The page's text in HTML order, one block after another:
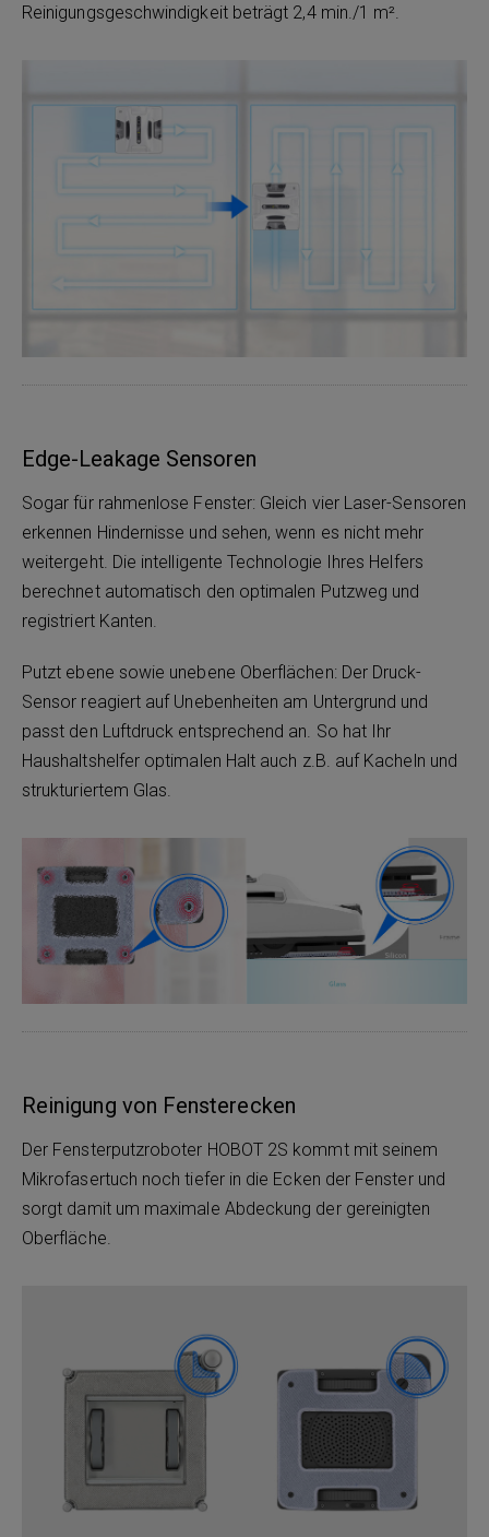
Reinigungsgeschwindigkeit beträgt 2,4 min./1 m².
Edge-Leakage Sensoren
Sogar für rahmenlose Fenster: Gleich vier Laser-Sensoren
erkennen Hindernisse und sehen, wenn es nicht mehr
weitergeht. Die intelligente Technologie Ihres Helfers
berechnet automatisch den optimalen Putzweg und
registriert Kanten.
Putzt ebene sowie unebene Oberflächen: Der Druck-
Sensor reagiert auf Unebenheiten am Untergrund und
passt den Luftdruck entsprechend an. So hat Ihr
Haushaltshelfer optimalen Halt auch z.B. auf Kacheln und
strukturiertem Glas.
Reinigung von Fensterecken
Der Fensterputzroboter HOBOT 2S kommt mit seinem
Mikrofasertuch noch tiefer in die Ecken der Fenster und
sorgt damit um maximale Abdeckung der gereinigten
Oberfläche.